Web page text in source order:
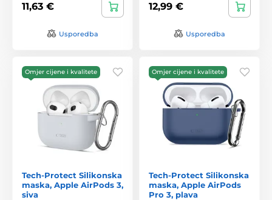
11,63 €
Usporedba
12,99 €
Usporedba
Omjer cijene i kvalitete
Tech-Protect Silikonska
maska, Apple AirPods 3,
siva
Omjer cijene i kvalitete
Tech-Protect Silikonska
maska, Apple AirPods
Pro 3, plava